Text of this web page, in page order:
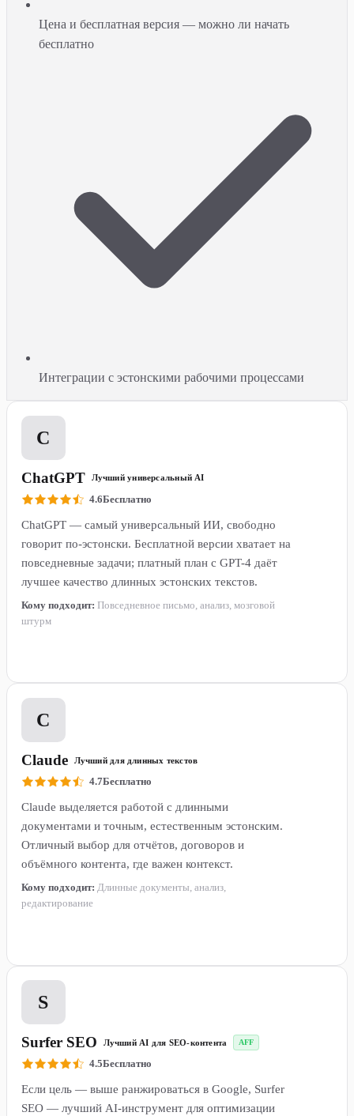
Цена и бесплатная версия — можно ли начать
бесплатно
Интеграции с эстонскими рабочими процессами
C
ChatGPT Лучший универсальный AI
4.6Бесплатно
ChatGPT — самый универсальный ИИ, свободно
говорит по-эстонски. Бесплатной версии хватает на
повседневные задачи; платный план с GPT-4 даёт
лучшее качество длинных эстонских текстов.
Кому подходит: Повседневное письмо, анализ, мозговой
штурм
C
Claude Лучший для длинных текстов
4.7Бесплатно
Claude выделяется работой с длинными
документами и точным, естественным эстонским.
Отличный выбор для отчётов, договоров и
объёмного контента, где важен контекст.
Кому подходит: Длинные документы, анализ,
редактирование
S
Surfer SEO Лучший AI для SEO-контента AFF
4.5Бесплатно
Если цель — выше ранжироваться в Google, Surfer
SEO — лучший AI-инструмент для оптимизации